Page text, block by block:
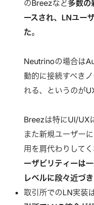
のBreezなど多数の
ースされ、LNユー
た。
Neutrinoの場合は
動的に接続すべき
れる、というのが
Breezは特にUI/UX
また新規ユーザー
用を肩代わりしてく
ーザビリティーは
レベルに段々近づ
取引所でのLN実装